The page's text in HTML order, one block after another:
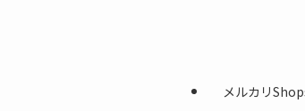
メルカリ